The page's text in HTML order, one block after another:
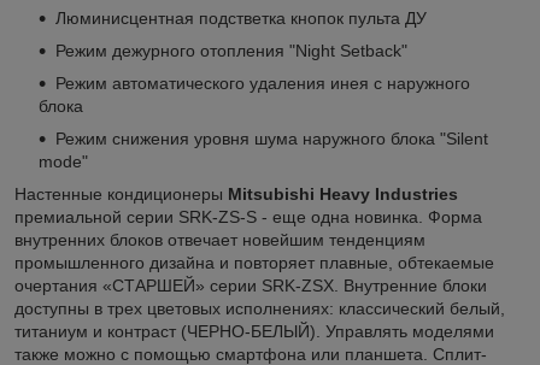
Люминисцентная подстветка кнопок пульта ДУ
Режим дежурного отопления "Night Setback"
Режим автоматического удаления инея с наружного
блока
Режим снижения уровня шума наружного блока "Silent
mode"
Настенные кондиционеры Mitsubishi Heavy Industries
премиальной серии SRK-ZS-S - еще одна новинка. Форма
внутренних блоков отвечает новейшим тенденциям
промышленного дизайна и повторяет плавные, обтекаемые
очертания «СТАРШЕЙ» серии SRK-ZSX. Внутренние блоки
доступны в трех цветовых исполнениях: классический белый,
титаниум и контраст (ЧЕРНО-БЕЛЫЙ). Управлять моделями
также можно с помощью смартфона или планшета. Сплит-